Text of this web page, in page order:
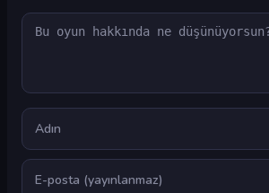
Yorum
Ad
E-posta